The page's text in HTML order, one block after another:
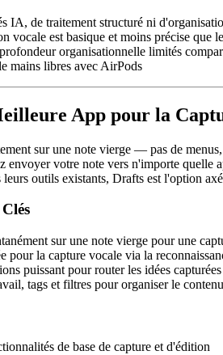
IA, de traitement structuré ni
vocale est basique et moins précise que
organisationnelle limités
mains libres avec AirPods
App pour la
sur une note vierge — pas de
envoyer votre note vers n'importe quelle
outils existants, Drafts est l'option
sur une note vierge pour une
pour la capture vocale via la
puissant pour router les idées
tags et filtres pour organiser le
de base de capture et d'édition